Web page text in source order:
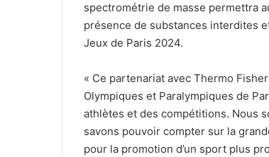
spectrométrie de masse permettra
présence de substances interdites
Jeux de Paris 2024.
« Ce partenariat avec Thermo
Olympiques et Paralympiques de
athlètes et des compétitions. Nous
savons pouvoir compter sur la
pour la promotion d’un sport plus